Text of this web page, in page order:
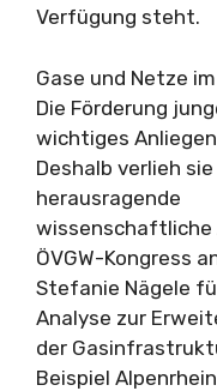
Verfügung steht.
Gase und Netze
Die Förderung
wichtiges
Deshalb verlieh
herausragende
wissenschaftliche
ÖVGW-Kongress
Stefanie Nägele
Analyse zur
der
Beispiel